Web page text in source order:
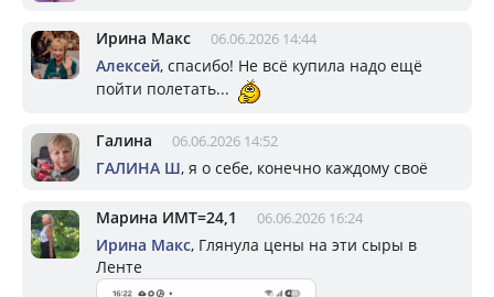
Ирина Макс 06.06.2026 14:44
Алексей, спасибо! Не всё купила надо ещё
пойти полетать...
Галина 06.06.2026 14:52
ГАЛИНА Ш, я о себе, конечно каждому своё
Марина ИМТ=24,1 06.06.2026 16:24
Ирина Макс, Глянула цены на эти сыры в
Ленте